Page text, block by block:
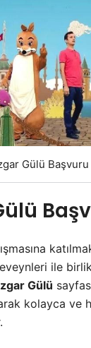
Gülü Başvuru
ile
Gülü
kolayca ve